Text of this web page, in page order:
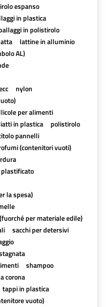
espanso
in plastica
in polistirolo
lattine in alluminio
AL)
nylon
per alimenti
in plastica
polistirolo
pannelli
(contenitori vuoti)
la spesa)
per materiale edile)
sacchi per detersivi
shampoo
corona
tappi in plastica
vuoto)